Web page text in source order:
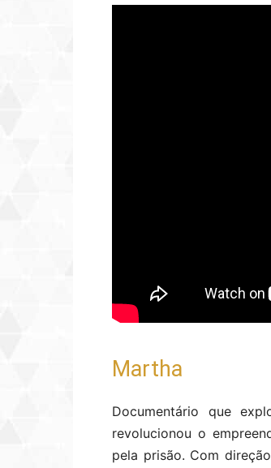
Martha
Documentário que
revolucionou o
pela prisão. Com